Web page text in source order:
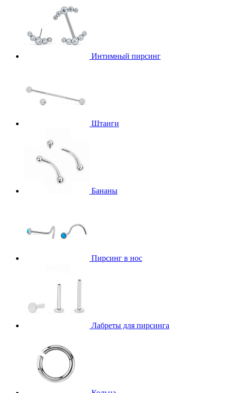
Интимный пирсинг
Штанги
Бананы
Пирсинг в нос
Лабреты для пирсинга